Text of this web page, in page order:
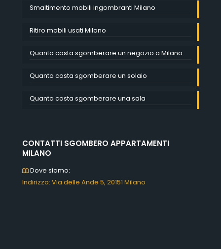
Smaltimento mobili ingombranti Milano
Ritiro mobili usati Milano
Quanto costa sgomberare un negozio a Milano
Quanto costa sgomberare un solaio
Quanto costa sgomberare una sala
CONTATTI SGOMBERO APPARTAMENTI
MILANO
Dove siamo:
Indirizzo: Via delle Ande 5, 20151 Milano